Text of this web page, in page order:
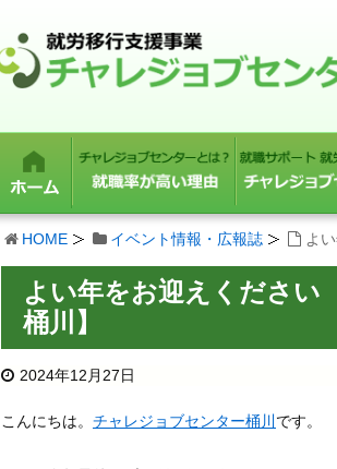
HOME イベント情報・広報誌 よ
よい年をお迎えください
桶川】
2024年12月27日
こんにちは。 チャレジョブセンター桶川です。